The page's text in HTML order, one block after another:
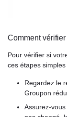
Comment
Pour vérifier si
ces étapes simples
Regardez le
Groupon
Assurez-